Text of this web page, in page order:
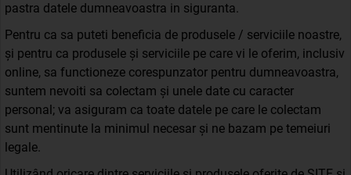
pastra datele dumneavoastra in siguranta.
Pentru ca sa puteti beneficia de produsele / serviciile noastre,
și pentru ca produsele și serviciile pe care vi le oferim, inclusiv
online, sa functioneze corespunzator pentru dumneavoastra,
suntem nevoiti sa colectam și unele date cu caracter
personal; va asiguram ca toate datele pe care le colectam
sunt mentinute la minimul necesar și ne bazam pe temeiuri
legale.